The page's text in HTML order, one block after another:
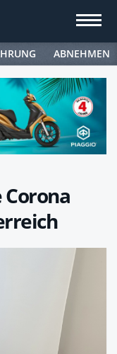
ABNEHMEN
Corona